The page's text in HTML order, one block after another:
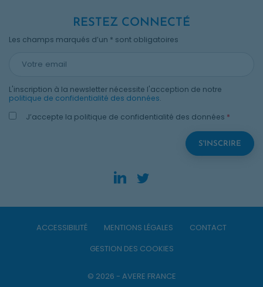
RESTEZ CONNECTÉ
Les champs marqués d’un * sont obligatoires
L'inscription à la newsletter nécessite l'acception de notre
politique de confidentialité des données.
J’accepte la politique de confidentialité des données *
© 2026 - AVERE FRANCE
ACCESSIBILITÉ MENTIONS LÉGALES
CONTACT
GESTION DES COOKIES